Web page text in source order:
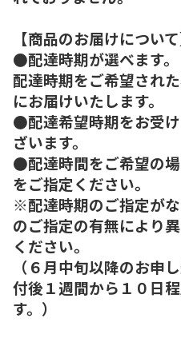
【商品のお届けについて
●配達時期が選べます。
配達時期をご希望され
にお届けいたします。
●配達希望時期をお受
ざいます。
●配達時間をご希望の
をご指定ください。
※配達時期のご指定が
のご指定の有無により
ください。
（６月中旬以降のお申
付後１週間から１０日
す。）